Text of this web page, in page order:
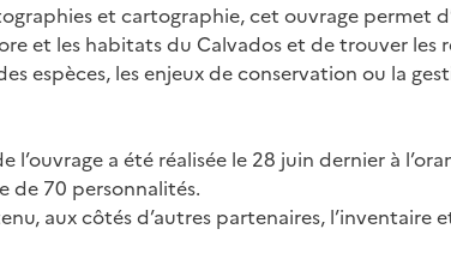
et cartographie, cet ouvrage permet
et les habitats du Calvados et de trouver les
espèces, les enjeux de conservation ou la
a été réalisée le 28 juin dernier à
de 70 personnalités.
aux côtés d’autres partenaires, l’inventaire